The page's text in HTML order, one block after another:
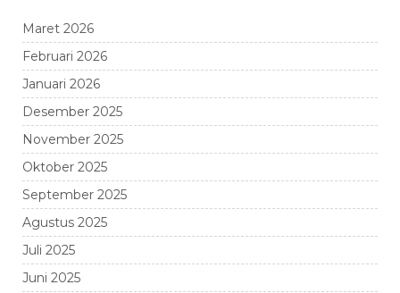
Maret 2026
Februari 2026
Januari 2026
Desember 2025
November 2025
Oktober 2025
September 2025
Agustus 2025
Juli 2025
Juni 2025